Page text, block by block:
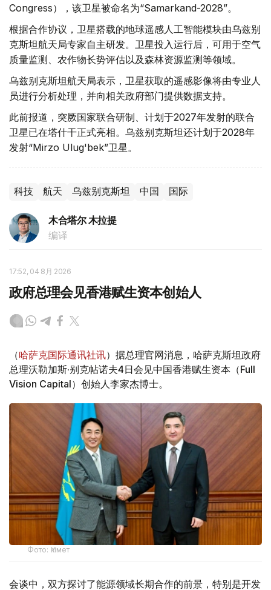
Congress），该卫星被命名为“Samarkand-2028”。
根据合作协议，卫星搭载的地球遥感人工智能模块由乌兹别
克斯坦航天局专家自主研发。卫星投入运行后，可用于空气
质量监测、农作物长势评估以及森林资源监测等领域。
乌兹别克斯坦航天局表示，卫星获取的遥感影像将由专业人
员进行分析处理，并向相关政府部门提供数据支持。
此前报道，突厥国家联合研制、计划于2027年发射的联合
卫星已在塔什干正式亮相。乌兹别克斯坦还计划于2028年
发射“Mirzo Ulug'bek”卫星。
科技 航天 乌兹别克斯坦 中国 国际
木合塔尔 木拉提
编译
17:52, 04 8月 2026
政府总理会见香港赋生资本创始人
（哈萨克国际通讯社讯）据总理官网消息，哈萨克斯坦政府
总理沃勒加斯·别克帖诺夫4日会见中国香港赋生资本（Full
Vision Capital）创始人李家杰博士。
Фото: Үкімет
会谈中，双方探讨了能源领域长期合作的前景，特别是开发